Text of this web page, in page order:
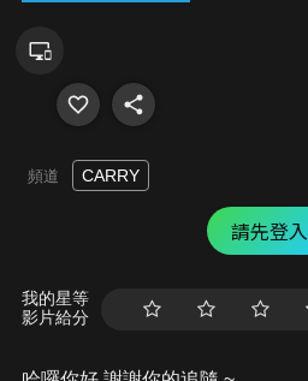
頻道 CARRY
請先登入
我的星等
影片給分